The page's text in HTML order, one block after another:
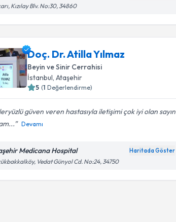
Kızılay Blv. No:30, 34860
Doç. Dr. Atilla Yılmaz
Beyin ve Sinir Cerrahisi
İstanbul , Ataşehir
5 (1 Değerlendirme)
güven veren hastasıyla iletişimi çok iyi olan sayın
Devamı
Medicana Hospital Haritada Göster
Vedat Günyol Cd. No:24, 34750